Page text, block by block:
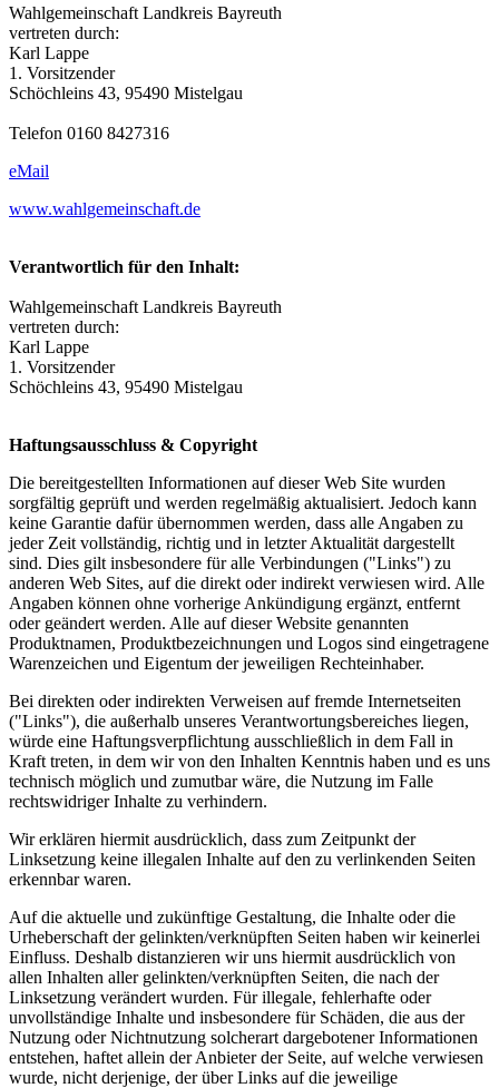
Wahlgemeinschaft Landkreis Bayreuth
vertreten durch:
Karl Lappe
1. Vorsitzender
Schöchleins 43, 95490 Mistelgau
Telefon 0160 8427316
eMail
www.wahlgemeinschaft.de
Verantwortlich für den Inhalt:
Wahlgemeinschaft Landkreis Bayreuth
vertreten durch:
Karl Lappe
1. Vorsitzender
Schöchleins 43, 95490 Mistelgau
Haftungsausschluss & Copyright
Die bereitgestellten Informationen auf dieser Web Site wurden
sorgfältig geprüft und werden regelmäßig aktualisiert. Jedoch kann
keine Garantie dafür übernommen werden, dass alle Angaben zu
jeder Zeit vollständig, richtig und in letzter Aktualität dargestellt
sind. Dies gilt insbesondere für alle Verbindungen ("Links") zu
anderen Web Sites, auf die direkt oder indirekt verwiesen wird. Alle
Angaben können ohne vorherige Ankündigung ergänzt, entfernt
oder geändert werden. Alle auf dieser Website genannten
Produktnamen, Produktbezeichnungen und Logos sind eingetragene
Warenzeichen und Eigentum der jeweiligen Rechteinhaber.
Bei direkten oder indirekten Verweisen auf fremde Internetseiten
("Links"), die außerhalb unseres Verantwortungsbereiches liegen,
würde eine Haftungsverpflichtung ausschließlich in dem Fall in
Kraft treten, in dem wir von den Inhalten Kenntnis haben und es uns
technisch möglich und zumutbar wäre, die Nutzung im Falle
rechtswidriger Inhalte zu verhindern.
Wir erklären hiermit ausdrücklich, dass zum Zeitpunkt der
Linksetzung keine illegalen Inhalte auf den zu verlinkenden Seiten
erkennbar waren.
Auf die aktuelle und zukünftige Gestaltung, die Inhalte oder die
Urheberschaft der gelinkten/verknüpften Seiten haben wir keinerlei
Einfluss. Deshalb distanzieren wir uns hiermit ausdrücklich von
allen Inhalten aller gelinkten/verknüpften Seiten, die nach der
Linksetzung verändert wurden. Für illegale, fehlerhafte oder
unvollständige Inhalte und insbesondere für Schäden, die aus der
Nutzung oder Nichtnutzung solcherart dargebotener Informationen
entstehen, haftet allein der Anbieter der Seite, auf welche verwiesen
wurde, nicht derjenige, der über Links auf die jeweilige